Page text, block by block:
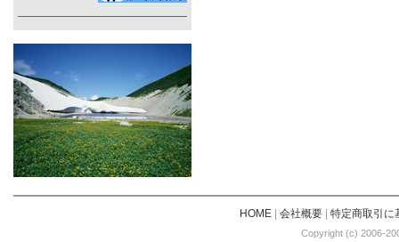
HOME| 会社概要| 特定商取引に
Copyright (c) 2006-